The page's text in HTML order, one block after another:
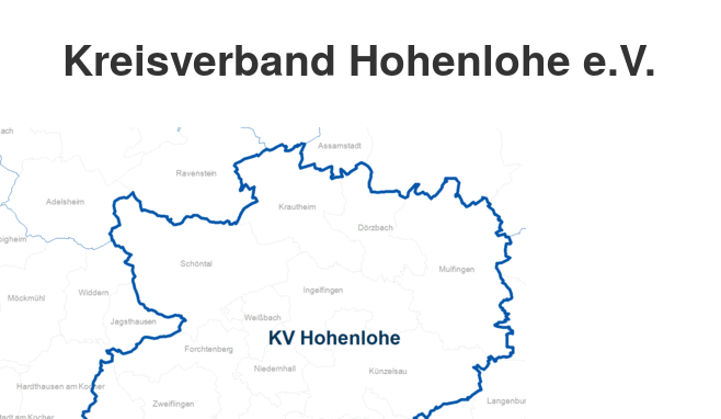
Kreisverband Hohenlohe e.V.